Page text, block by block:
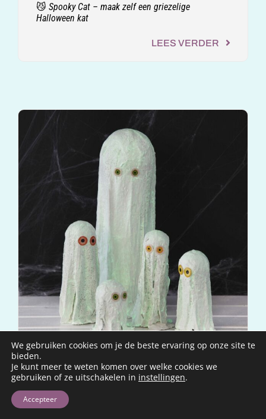
😼 Spooky Cat – maak zelf een griezelige
Halloween kat
LEES VERDER
💡 Lichtgevende spoken van gips – griezelig leuke
DIY voor jong en oud
We gebruiken cookies om je de beste ervaring op onze site te
bieden.
Je kunt meer te weten komen over welke cookies we
gebruiken of ze uitschakelen in instellingen.
Accepteer